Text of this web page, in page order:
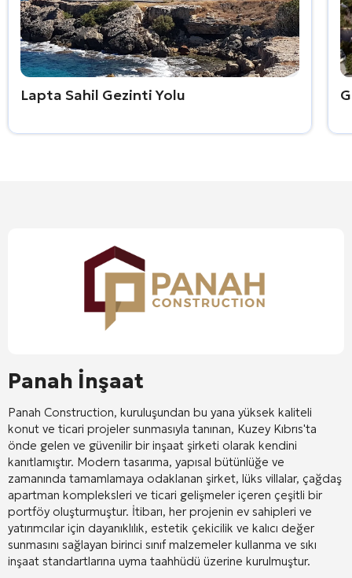
Lapta Sahil Gezinti Yolu
Panah İnşaat
Panah Construction, kuruluşundan bu yana yüksek kaliteli
konut ve ticari projeler sunmasıyla tanınan, Kuzey Kıbrıs'ta
önde gelen ve güvenilir bir inşaat şirketi olarak kendini
kanıtlamıştır. Modern tasarıma, yapısal bütünlüğe ve
zamanında tamamlamaya odaklanan şirket, lüks villalar, çağdaş
apartman kompleksleri ve ticari gelişmeler içeren çeşitli bir
portföy oluşturmuştur. İtibarı, her projenin ev sahipleri ve
yatırımcılar için dayanıklılık, estetik çekicilik ve kalıcı değer
sunmasını sağlayan birinci sınıf malzemeler kullanma ve sıkı
inşaat standartlarına uyma taahhüdü üzerine kurulmuştur.